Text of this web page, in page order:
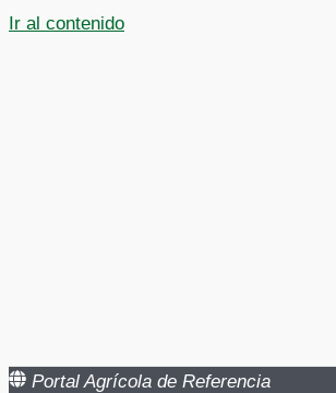
Ir al contenido
Portal Agrícola de Referencia